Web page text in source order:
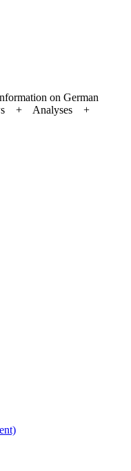
on German
+ Analyses +